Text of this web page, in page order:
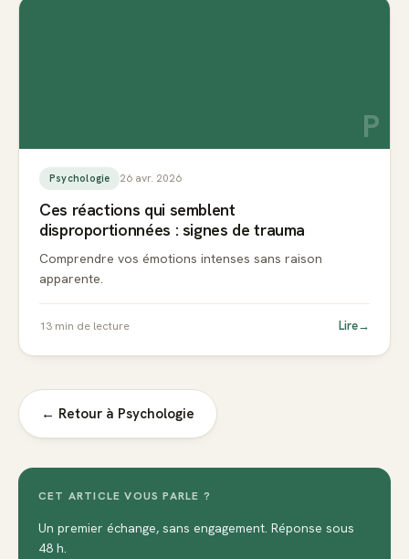
P
Psychologie 26 avr. 2026
Ces réactions qui semblent
disproportionnées : signes de trauma
Comprendre vos émotions intenses sans raison
apparente.
13 min de lecture Lire→
← Retour à Psychologie
CET ARTICLE VOUS PARLE ?
Un premier échange, sans engagement. Réponse sous
48 h.